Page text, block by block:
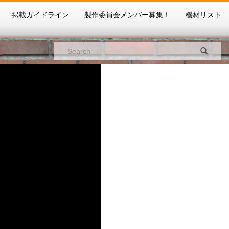
掲載ガイドライン 製作委員会メンバー募集！ 機材リスト